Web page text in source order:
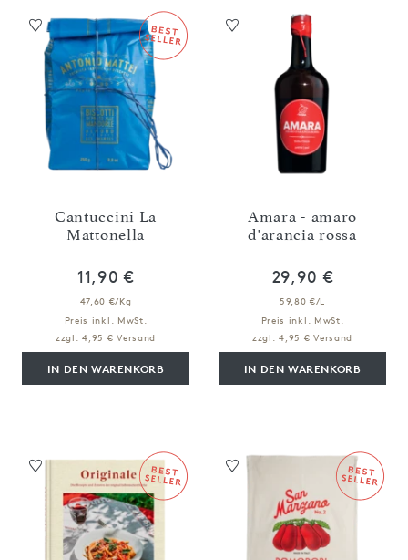
Cantuccini La
Mattonella
11,90 €
47,60 €/Kg
Preis inkl. MwSt.
zzgl. 4,95 € Versand
IN DEN WARENKORB
Amara - amaro
d'arancia rossa
29,90 €
59,80 €/L
Preis inkl. MwSt.
zzgl. 4,95 € Versand
IN DEN WARENKORB